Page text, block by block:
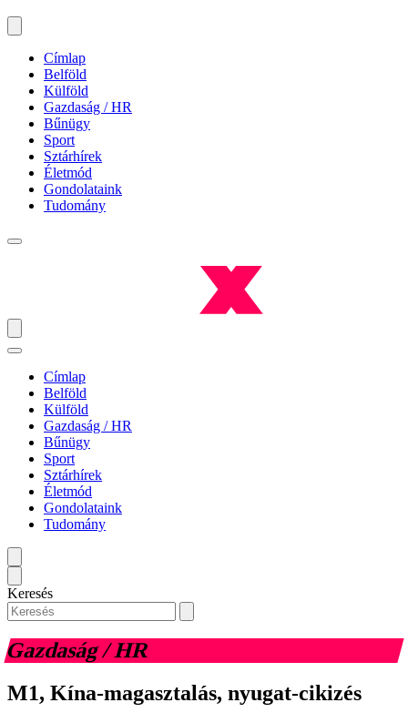
Címlap
Belföld
Külföld
Gazdaság / HR
Bűnügy
Sport
Sztárhírek
Életmód
Gondolataink
Tudomány
Címlap
Belföld
Külföld
Gazdaság / HR
Bűnügy
Sport
Sztárhírek
Életmód
Gondolataink
Tudomány
Keresés
Gazdaság / HR
M1, Kína-magasztalás, nyugat-cikizés